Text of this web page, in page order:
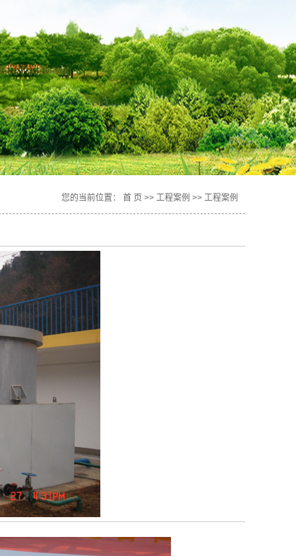
您的当前位置： 首 页 >> 工程案例 >> 工程案例